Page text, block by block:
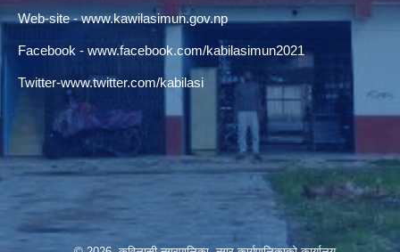
Web-site -www.kawilasimun.gov.np
Facebook - www.facebook.com/kabilasimun2021
Twitter-www.twitter.com/kabilasi